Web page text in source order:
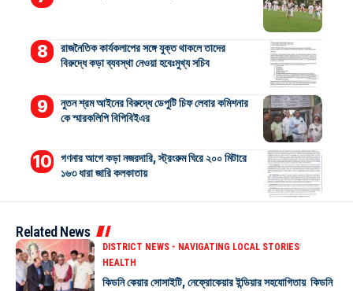
রাজনৈতিক কার্যকলাপের সঙ্গে যুক্ত থাকলে তাদের
বিরুদ্ধে কড়া ব্যবস্থা নেওয়া হবেঃমুখ্য সচিব
নুতন শ্রম আইনের বিরুদ্ধে ডেপুটি চিফ লেবার কমিশনার
কে স্মারকলিপি বিপিবিইএর
গণনার আগে কড়া নজরদারি, স্ট্রংরুম ঘিরে ২০০ মিটারে
১৬৩ ধারা জারি কলকাতায়
Related News
DISTRICT NEWS - NAVIGATING LOCAL STORIES
HEALTH
কিডনি কেয়ার সোসাইটি, নেফ্রোকেয়ার ইন্ডিয়ার সহযোগিতায় কিডনি